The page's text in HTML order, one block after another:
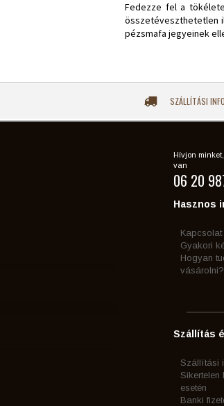
Fedezze fel a
összetéveszthetetlen
pézsmafa jegyeinek
SZÁLLÍTÁSI
Hívjon
van
06 20
Hasznos
Kapcsolat
Gyakori
Hogyan
vásárolni?
Szállítás
Szállítási
esetén
Banki